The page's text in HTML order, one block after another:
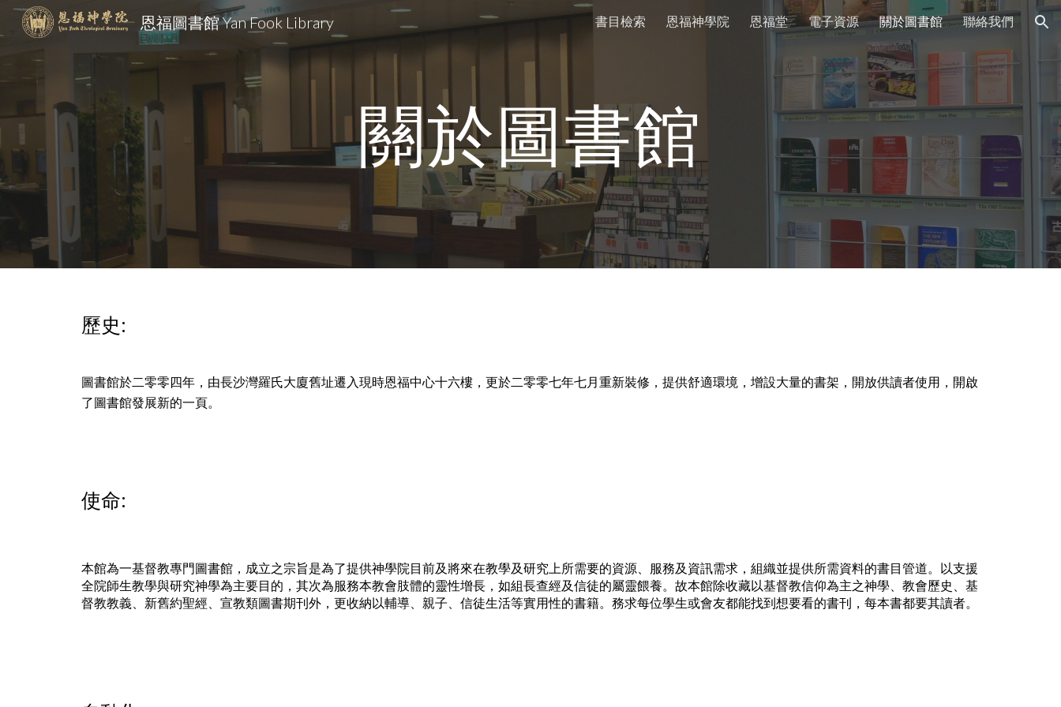
Skip to main content Skip to navigation
恩福圖書館 Yan Fook Library 書目檢索 恩福神學院 恩福堂 電子資源 關於圖書館 聯絡我們
關於圖書館
歷史:
圖書館於二零零四年，由長沙灣羅氏大廈舊址遷入現時恩福中心十六樓，更於二零零七年七月重新裝修，提供舒適環境，增設大量的書架，開放供讀者使用，開啟
了圖書館發展新的一頁。
使命:
本館為一基督教專門圖書館，成立之宗旨是為了提供神學院目前及將來在教學及研究上所需要的資源、服務及資訊需求，組織並提供所需資料的書目管道。以支援
全院師生教學與研究神學為主要目的，其次為服務本教會肢體的靈性增長，如組長查經及信徒的屬靈餵養。故本館除收藏以基督教信仰為主之神學、教會歷史、基
督教教義、新舊約聖經、宣教類圖書期刊外，更收納以輔導、親子、信徒生活等實用性的書籍。務求每位學生或會友都能找到想要看的書刊，每本書都要其讀者。